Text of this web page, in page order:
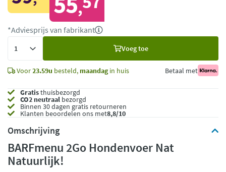
,
*Adviesprijs van fabrikant
Voeg toe
Voor23.59u besteld, maandagin huis Betaal met
Gratisthuisbezorgd
CO2 neutraal bezorgd
Binnen 30 dagen gratis retourneren
Klanten beoordelen ons met8,8/10
Omschrijving
BARFmenu 2Go Hondenvoer Nat
Natuurlijk!